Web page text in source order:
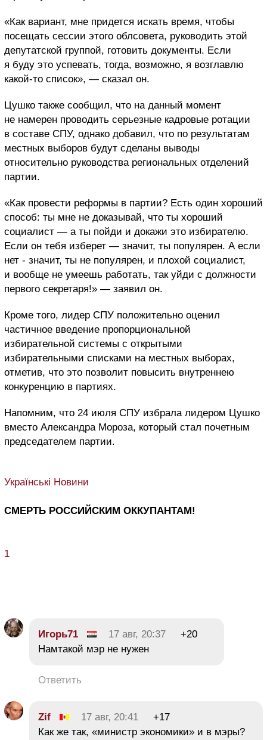
«Как вариант, мне придется искать время, чтобы
посещать сессии этого облсовета, руководить этой
депутатской группой, готовить документы. Если
я буду это успевать, тогда, возможно, я возглавлю
какой-то список», — сказал он.
Цушко также сообщил, что на данный момент
не намерен проводить серьезные кадровые ротации
в составе СПУ, однако добавил, что по результатам
местных выборов будут сделаны выводы
относительно руководства региональных отделений
партии.
«Как провести реформы в партии? Есть один хороший
способ: ты мне не доказывай, что ты хороший
социалист — а ты пойди и докажи это избирателю.
Если он тебя изберет — значит, ты популярен. А если
нет - значит, ты не популярен, и плохой социалист,
и вообще не умеешь работать, так уйди с должности
первого секретаря!» — заявил он.
Кроме того, лидер СПУ положительно оценил
частичное введение пропорциональной
избирательной системы с открытыми
избирательными списками на местных выборах,
отметив, что это позволит повысить внутреннею
конкуренцию в партиях.
Напомним, что 24 июля СПУ избрала лидером Цушко
вместо Александра Мороза, который стал почетным
председателем партии.
Українські Новини
СМЕРТЬ РОССИЙСКИМ ОККУПАНТАМ!
1
Игорь71 17 авг, 20:37
+20
Намтакой мэр не нужен
Ответить
Zif 17 авг, 20:41
+17
Как же так, «министр экономики» и в мэры?